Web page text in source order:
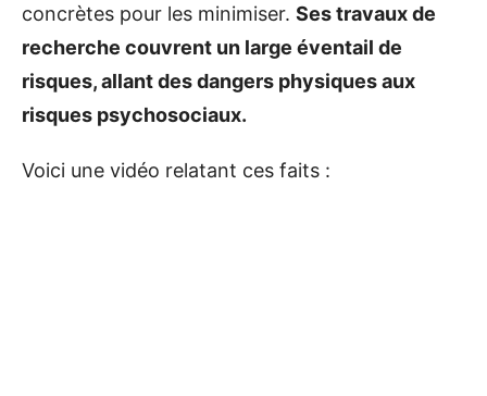
concrètes pour les minimiser. Ses travaux de
recherche couvrent un large éventail de
risques, allant des dangers physiques aux
risques psychosociaux.
Voici une vidéo relatant ces faits :